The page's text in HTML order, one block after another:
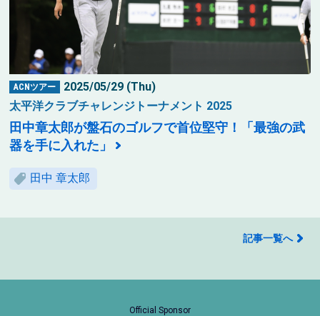
ACNツアー
2025/05/29 (Thu)
太平洋クラブチャレンジトーナメント 2025
田中章太郎が盤石のゴルフで首位堅守！「最強の武
器を手に入れた」
田中 章太郎
記事一覧へ
Official Sponsor